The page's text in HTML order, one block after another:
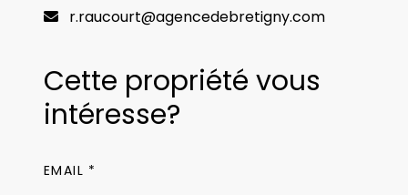
r.raucourt@agencedebretigny.com
Cette propriété vous
intéresse?
EMAIL *